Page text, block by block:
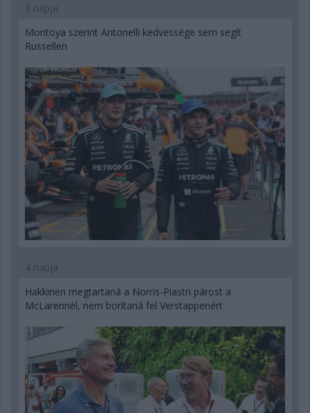
3 napja
Montoya szerint Antonelli kedvessége sem segít
Russellen
4 napja
Hakkinen megtartaná a Norris-Piastri párost a
McLarennél, nem borítaná fel Verstappenért